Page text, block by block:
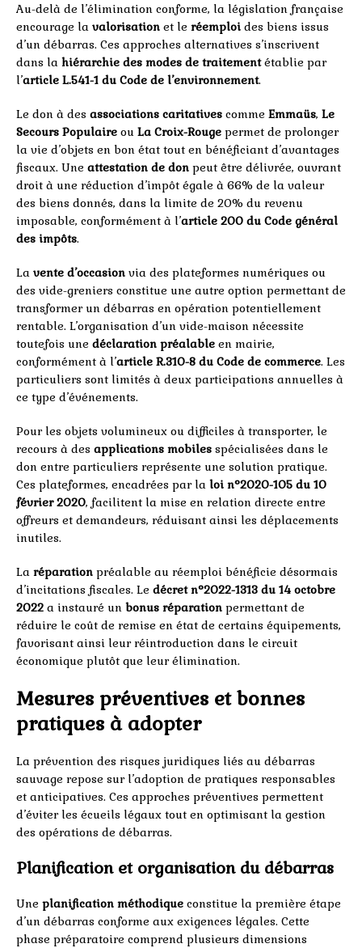
Au-delà de l’élimination conforme, la législation française
encourage la valorisation et le réemploi des biens issus
d’un débarras. Ces approches alternatives s’inscrivent
dans la hiérarchie des modes de traitementétablie par
l’article L.541-1 du Code de l’environnement.
Le don à des associations caritatives comme Emmaüs, Le
Secours Populaire ou La Croix-Rouge permet de prolonger
la vie d’objets en bon état tout en bénéficiant d’avantages
fiscaux. Une attestation de don peut être délivrée, ouvrant
droit à une réduction d’impôt égale à 66% de la valeur
des biens donnés, dans la limite de 20% du revenu
imposable, conformément à l’article 200 du Code général
des impôts.
La vente d’occasion via des plateformes numériques ou
des vide-greniers constitue une autre option permettant de
transformer un débarras en opération potentiellement
rentable. L’organisation d’un vide-maison nécessite
toutefois une déclaration préalable en mairie,
conformément à l’article R.310-8 du Code de commerce. Les
particuliers sont limités à deux participations annuelles à
ce type d’événements.
Pour les objets volumineux ou difficiles à transporter, le
recours à des applications mobiles spécialisées dans le
don entre particuliers représente une solution pratique.
Ces plateformes, encadrées par la loi n°2020-105 du 10
février 2020, facilitent la mise en relation directe entre
offreurs et demandeurs, réduisant ainsi les déplacements
inutiles.
La réparation préalable au réemploi bénéficie désormais
d’incitations fiscales. Le décret n°2022-1313 du 14 octobre
2022 a instauré un bonus réparation permettant de
réduire le coût de remise en état de certains équipements,
favorisant ainsi leur réintroduction dans le circuit
économique plutôt que leur élimination.
Mesures préventives et bonnes
pratiques à adopter
La prévention des risques juridiques liés au débarras
sauvage repose sur l’adoption de pratiques responsables
et anticipatives. Ces approches préventives permettent
d’éviter les écueils légaux tout en optimisant la gestion
des opérations de débarras.
Planification et organisation du débarras
Une planification méthodique constitue la première étape
d’un débarras conforme aux exigences légales. Cette
phase préparatoire comprend plusieurs dimensions